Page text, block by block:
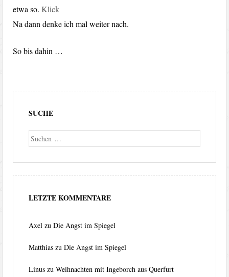
etwa so.Klick
Na dann denke ich mal weiter nach.
So bis dahin …
SUCHE
Suche
LETZTE KOMMENTARE
Axel zuDie Angst im Spiegel
Matthias zuDie Angst im Spiegel
Linus zuWeihnachten mit Ingeborch aus Querfurt